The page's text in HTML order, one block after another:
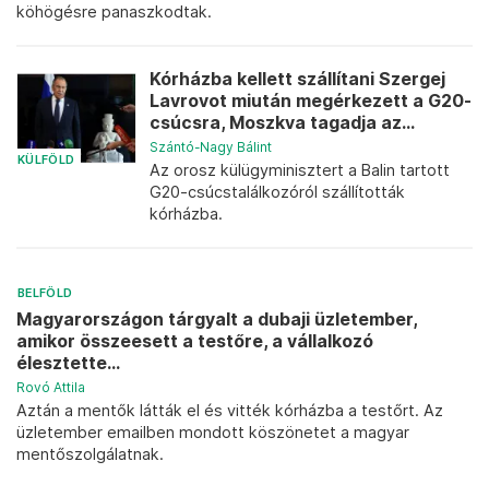
köhögésre panaszkodtak.
KÜLFÖLD
Kórházba kellett szállítani Szergej
Lavrovot miután megérkezett a G20-
csúcsra, Moszkva tagadja az...
Szántó-Nagy Bálint
Az orosz külügyminisztert a Balin tartott
G20-csúcstalálkozóról szállították
kórházba.
BELFÖLD
Magyarországon tárgyalt a dubaji üzletember,
amikor összeesett a testőre, a vállalkozó
élesztette...
Rovó Attila
Aztán a mentők látták el és vitték kórházba a testőrt. Az
üzletember emailben mondott köszönetet a magyar
mentőszolgálatnak.